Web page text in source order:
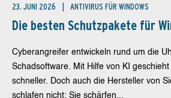
23. JUNI 2026 ANTIVIRUS FÜR WINDOWS
Die besten Schutzpakete für
Cyberangreifer entwickeln rund um die
Schadsoftware. Mit Hilfe von KI
schneller. Doch auch die Hersteller von
schlafen nicht: Sie schärfen...